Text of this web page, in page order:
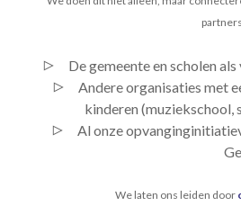
De gemeente en scholen
Andere organisaties met
kinderen
Al onze
We laten ons leiden door